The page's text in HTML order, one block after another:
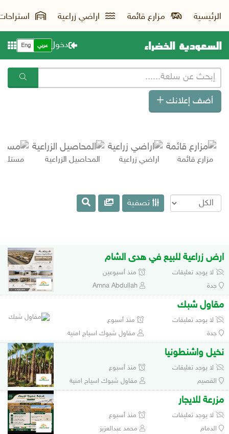
الرئيسية مزارع قائمة اراضي زراعية
السعودية الخضراء دخول عربي Eng
أضف إعلانك
مزارع قائمة اراضي زراعية المحاصيل الزراعية
تصفية
ارض زراعية للبيع في هدى الشام
لا يوجد تعليقات
منذ أسبوعين
جدة
Amna Abdullah
مقاول شبك
لا يوجد تعليقات
منذ أسبوع
جدة
مقاول شبوك اسياج امنية
نخيل واشنطونيا
لا يوجد تعليقات
منذ أسبوع
القصيم
مقاول شبوك اسياج امنية
مزرعة للايجار
لا يوجد تعليقات
منذ أسبوع
الدمام
محمد عبدالعزيز